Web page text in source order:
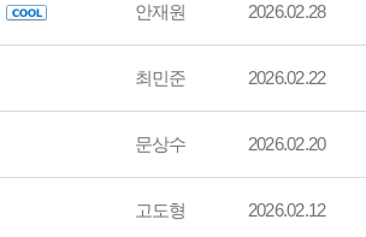
안재원 2026.02.28
최민준 2026.02.22
문상수 2026.02.20
고도형 2026.02.12